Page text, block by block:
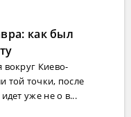
как был
вокруг Киево-
той точки, после
уже не о в...